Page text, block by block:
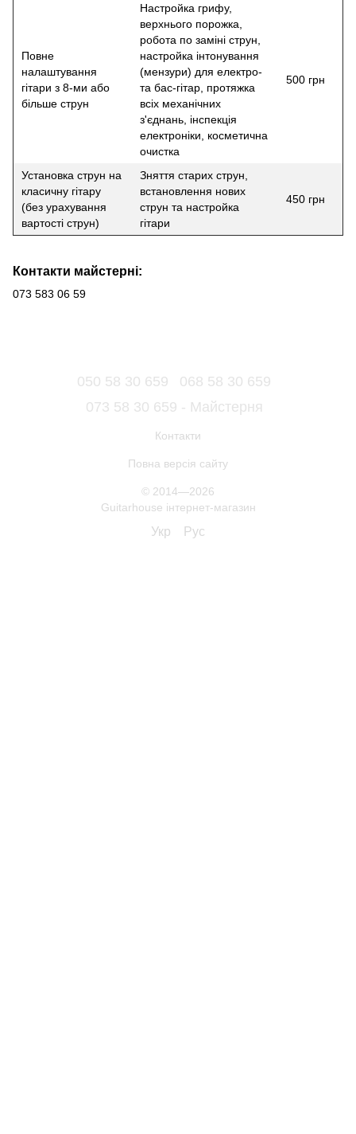
Повне
налаштування
гітари з 8-ми або
більше струн
Настройка грифу,
верхнього порожка,
робота по заміні струн,
настройка інтонування
(мензури) для електро-
та бас-гітар, протяжка
всіх механічних
з'єднань, інспекція
електроніки, косметична
очистка
500 грн
Установка струн на
класичну гітару
(без урахування
вартості струн)
Зняття старих струн,
встановлення нових
струн та настройка
гітари
450 грн
Контакти майстерні:
073 583 06 59
050 58 30 659
068 58 30 659
073 58 30 659 - Майстерня
Контакти
Повна версія сайту
© 2014—2026
Guitarhouse інтернет-магазин
Укр Рус